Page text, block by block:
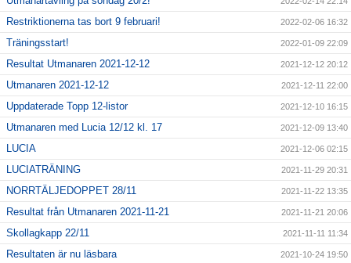
Restriktionerna tas bort 9 februari! 2022-02-06 16:32
Träningsstart! 2022-01-09 22:09
Resultat Utmanaren 2021-12-12 2021-12-12 20:12
Utmanaren 2021-12-12 2021-12-11 22:00
Uppdaterade Topp 12-listor 2021-12-10 16:15
Utmanaren med Lucia 12/12 kl. 17 2021-12-09 13:40
LUCIA 2021-12-06 02:15
LUCIATRÄNING 2021-11-29 20:31
NORRTÄLJEDOPPET 28/11 2021-11-22 13:35
Resultat från Utmanaren 2021-11-21 2021-11-21 20:06
Skollagkapp 22/11 2021-11-11 11:34
Resultaten är nu läsbara 2021-10-24 19:50